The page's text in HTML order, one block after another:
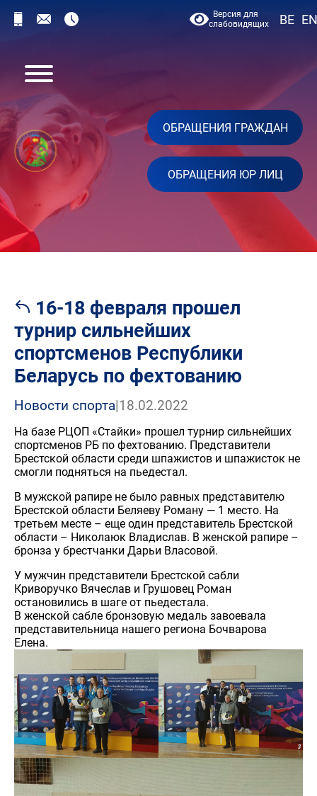
Версия для
слабовидящих
BE EN
ОБРАЩЕНИЯ ГРАЖДАН
ОБРАЩЕНИЯ ЮР ЛИЦ
16-18 февраля прошел
турнир сильнейших
спортсменов Республики
Беларусь по фехтованию
Новости спорта|18.02.2022
На базе РЦОП «Стайки» прошел турнир сильнейших
спортсменов РБ по фехтованию. Представители
Брестской области среди шпажистов и шпажисток не
смогли подняться на пьедестал.
В мужской рапире не было равных представителю
Брестской области Беляеву Роману — 1 место. На
третьем месте – еще один представитель Брестской
области – Николаюк Владислав. В женской рапире –
бронза у брестчанки Дарьи Власовой.
У мужчин представители Брестской сабли
Криворучко Вячеслав и Грушовец Роман
остановились в шаге от пьедестала.
В женской сабле бронзовую медаль завоевала
представительница нашего региона Бочварова
Елена.